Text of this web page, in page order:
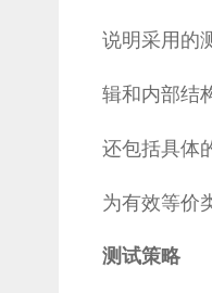
说明采用的
辑和内部结
还包括具体
为有效等价
测试策略